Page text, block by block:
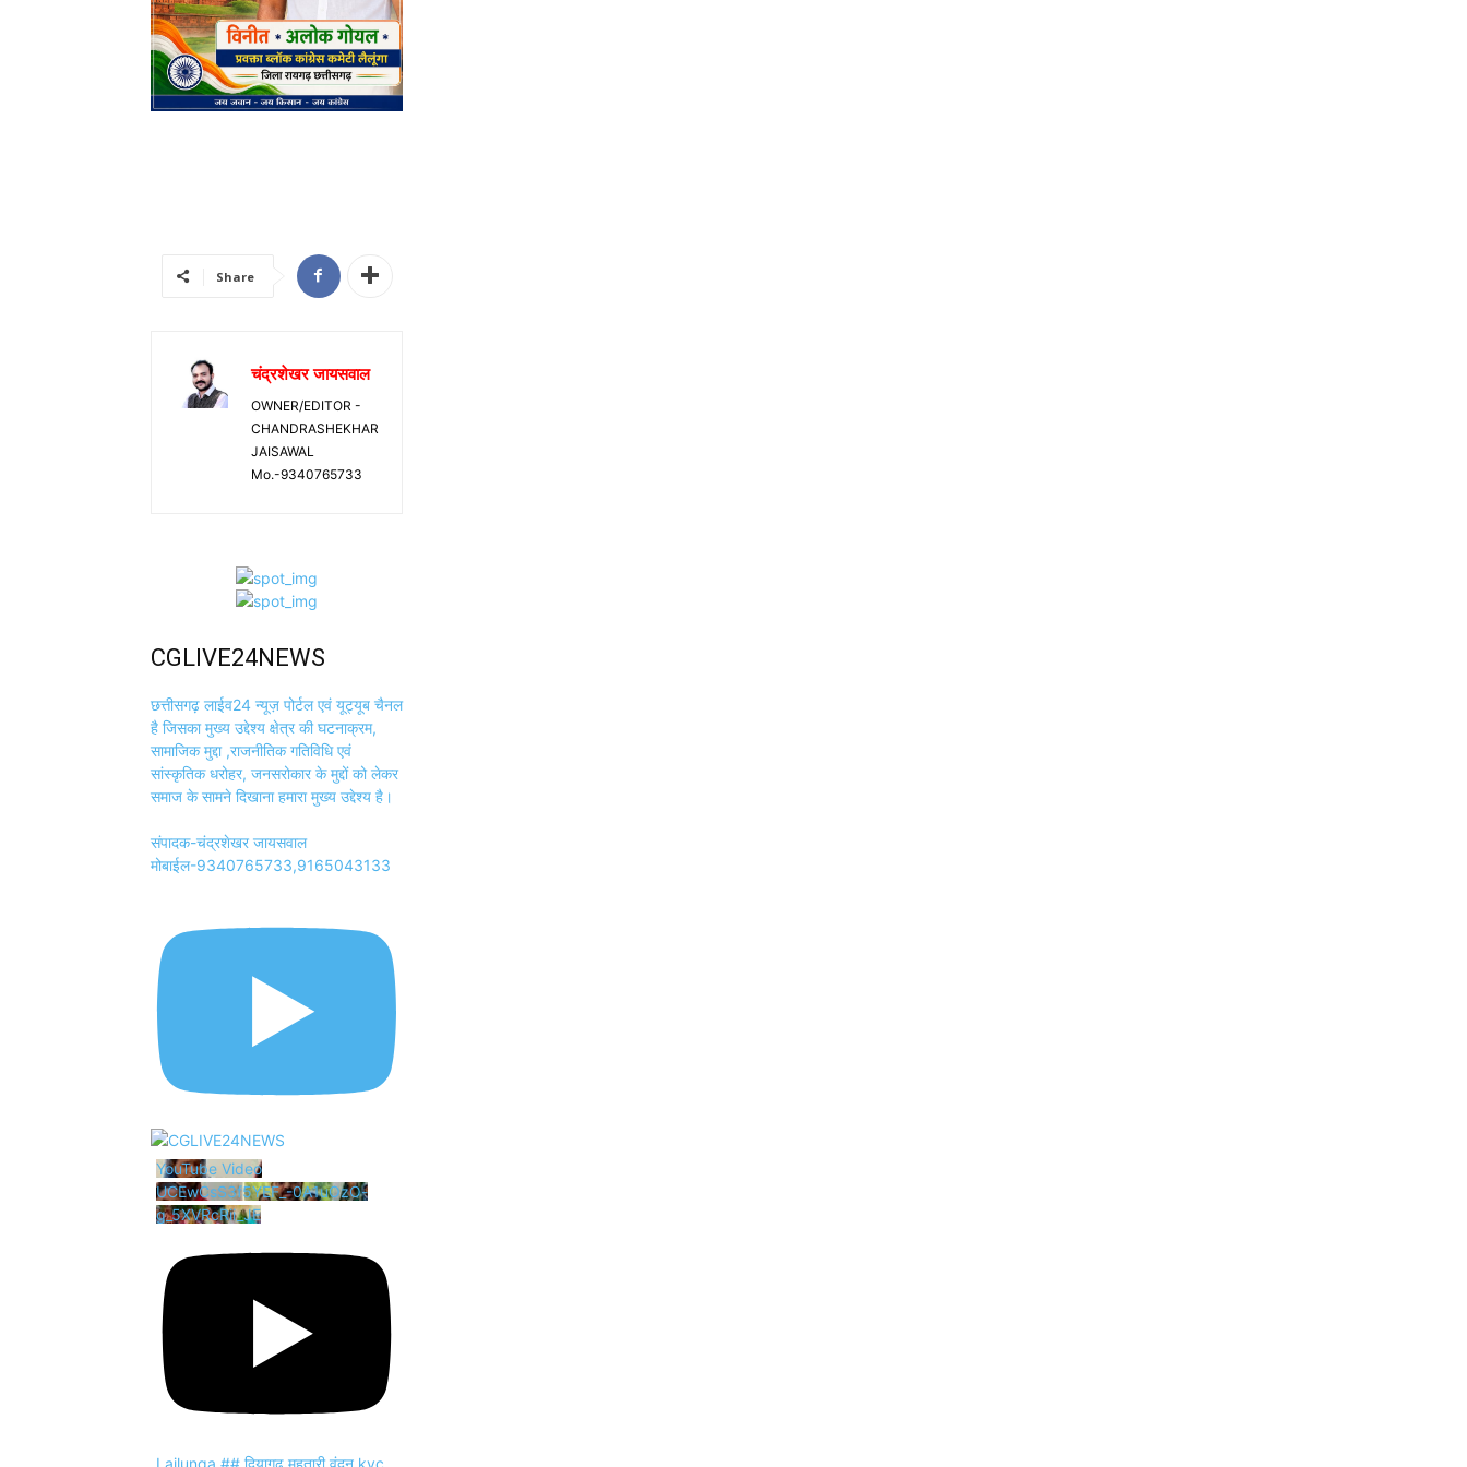
Share
चंद्रशेखर जायसवाल
OWNER/EDITOR -
CHANDRASHEKHAR
JAISAWAL
Mo.-9340765733
CGLIVE24NEWS
छत्तीसगढ़ लाईव24 न्यूज़ पोर्टल एवं यूट्यूब चैनल
है जिसका मुख्य उद्देश्य क्षेत्र की घटनाक्रम,
सामाजिक मुद्दा ,राजनीतिक गतिविधि एवं
सांस्कृतिक धरोहर, जनसरोकार के मुद्दों को लेकर
समाज के सामने दिखाना हमारा मुख्य उद्देश्य है।
संपादक-चंद्रशेखर जायसवाल
मोबाईल-9340765733,9165043133
YouTube Video
UCEwCsS3f5YEF_-0A1uOzO-
g_5XVRcRii_JE
Lailunga ## दियागढ़ महतारी वंदन kyc